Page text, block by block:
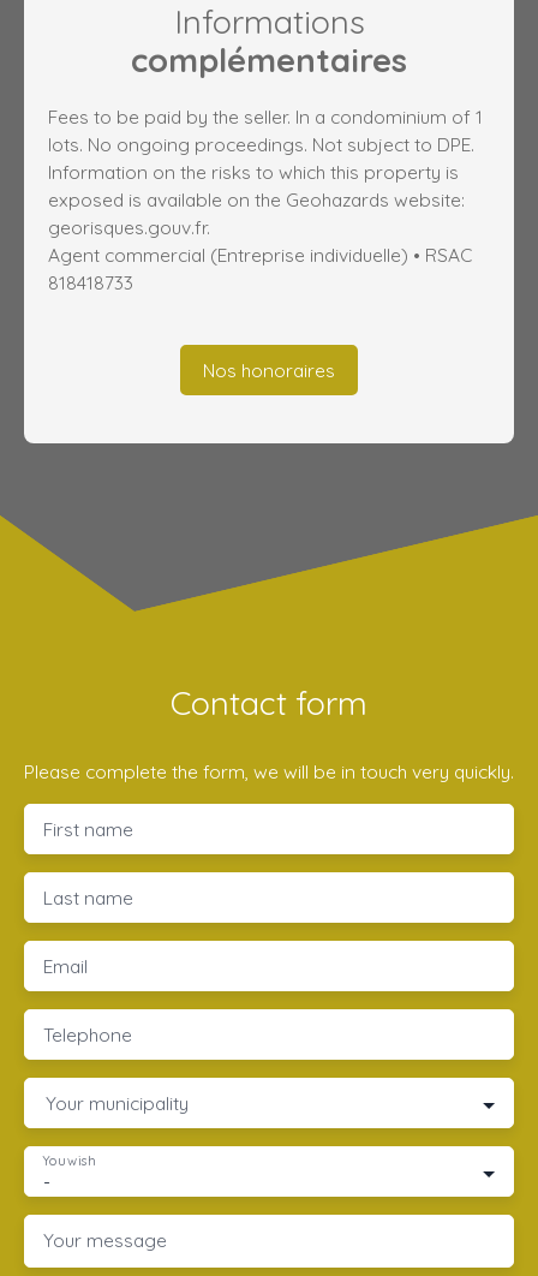
Informations
complémentaires
Fees to be paid by the seller. In a condominium of 1
lots. No ongoing proceedings. Not subject to DPE.
Information on the risks to which this property is
exposed is available on the Geohazards website:
georisques.gouv.fr.
Agent commercial (Entreprise individuelle) • RSAC
818418733
Nos honoraires
Contact form
Please complete the form, we will be in touch very quickly.
First name
Last name
Email
Telephone
Your municipality
-
You wish
Your message